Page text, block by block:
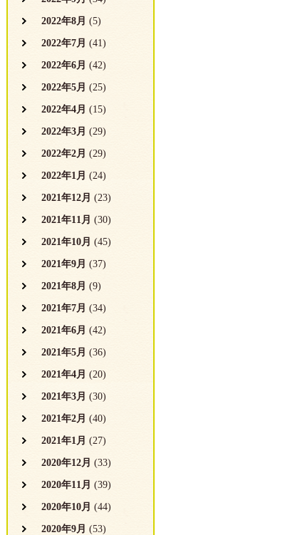
2022年8月 (5)
2022年7月 (41)
2022年6月 (42)
2022年5月 (25)
2022年4月 (15)
2022年3月 (29)
2022年2月 (29)
2022年1月 (24)
2021年12月 (23)
2021年11月 (30)
2021年10月 (45)
2021年9月 (37)
2021年8月 (9)
2021年7月 (34)
2021年6月 (42)
2021年5月 (36)
2021年4月 (20)
2021年3月 (30)
2021年2月 (40)
2021年1月 (27)
2020年12月 (33)
2020年11月 (39)
2020年10月 (44)
2020年9月 (53)